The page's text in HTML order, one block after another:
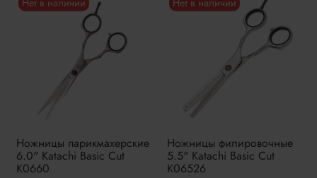
Нет в наличии
Ножницы парикмахерские
6.0" Katachi Basic Cut
K0660
Нет в наличии
Ножницы филировочные
5.5" Katachi Basic Cut
K06526